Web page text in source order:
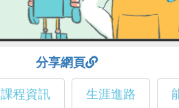
分享網頁
課程資訊 生涯進路